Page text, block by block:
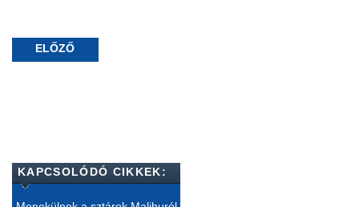
ELŐZŐ
KAPCSOLÓDÓ CIKKEK: